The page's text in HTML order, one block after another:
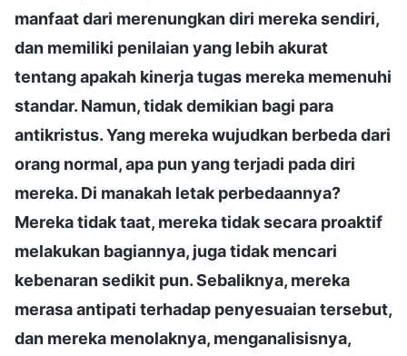
manfaat dari merenungkan diri mereka sendiri,
dan memiliki penilaian yang lebih akurat
tentang apakah kinerja tugas mereka memenuhi
standar. Namun, tidak demikian bagi para
antikristus. Yang mereka wujudkan berbeda dari
orang normal, apa pun yang terjadi pada diri
mereka. Di manakah letak perbedaannya?
Mereka tidak taat, mereka tidak secara proaktif
melakukan bagiannya, juga tidak mencari
kebenaran sedikit pun. Sebaliknya, mereka
merasa antipati terhadap penyesuaian tersebut,
dan mereka menolaknya, menganalisisnya,